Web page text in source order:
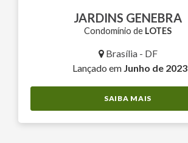
JARDINS GENEBRA
Condomínio de LOTES
Brasília - DF
Lançado em Junho de 2023
SAIBA MAIS